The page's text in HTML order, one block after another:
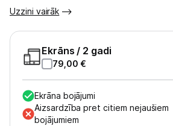
Uzzini vairāk
Ekrāns / 2 gadi
79,00 €
Ekrāna bojājumi
Aizsardzība pret citiem nejaušiem
bojājumiem